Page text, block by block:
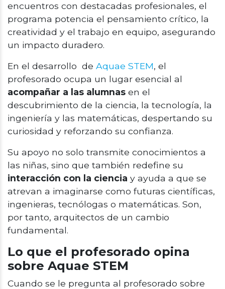
encuentros con destacadas profesionales, el
programa potencia el pensamiento crítico, la
creatividad y el trabajo en equipo, asegurando
un impacto duradero.
En el desarrollo de Aquae STEM, el
profesorado ocupa un lugar esencial al
acompañar a las alumnas en el
descubrimiento de la ciencia, la tecnología, la
ingeniería y las matemáticas, despertando su
curiosidad y reforzando su confianza.
Su apoyo no solo transmite conocimientos a
las niñas, sino que también redefine su
interacción con la ciencia y ayuda a que se
atrevan a imaginarse como futuras científicas,
ingenieras, tecnólogas o matemáticas. Son,
por tanto, arquitectos de un cambio
fundamental.
Lo que el profesorado opina
sobre Aquae STEM
Cuando se le pregunta al profesorado sobre